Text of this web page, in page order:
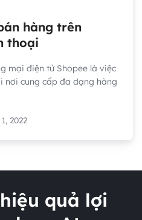
hàng trên
thoại
mại điện tử Shopee là việc
nơi cung cấp đa dạng hàng
2022
quả lợi